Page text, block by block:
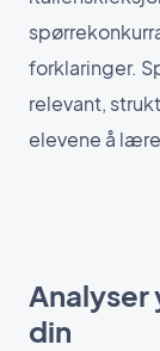
forklaringer.
relevant,
elevene å
Analyser
din